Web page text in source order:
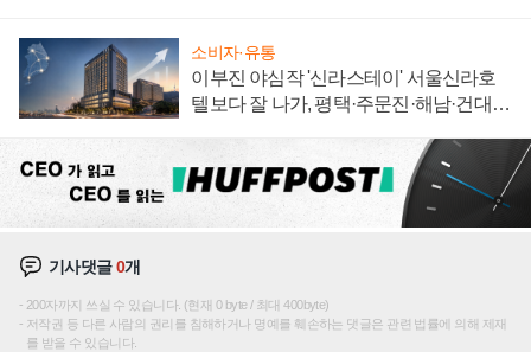
소비자·유통
이부진 야심작 '신라스테이' 서울신라호
텔보다 잘 나가, 평택·주문진·해남·건대로
기사댓글0개
200자까지 쓰실 수 있습니다. (현재 0 byte / 최대 400byte)
저작권 등 다른 사람의 권리를 침해하거나 명예를 훼손하는 댓글은 관련 법률에 의해 제재
를 받을 수 있습니다.